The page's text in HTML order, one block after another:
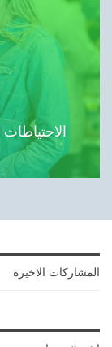
المشاركات الاخيرة